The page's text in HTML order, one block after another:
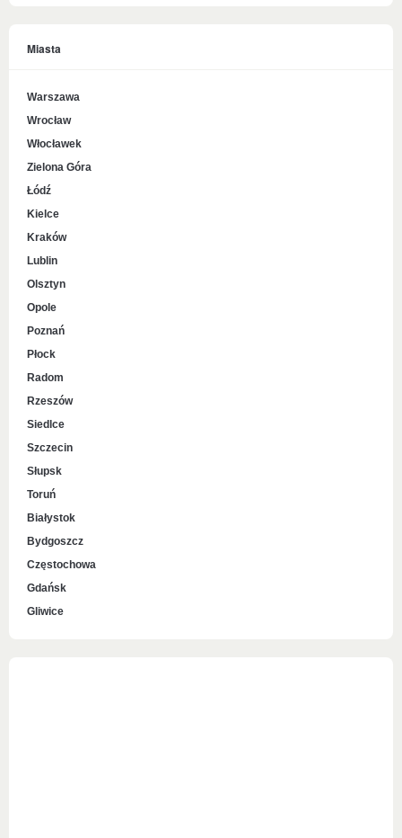
Miasta
Warszawa
Wrocław
Włocławek
Zielona Góra
Łódź
Kielce
Kraków
Lublin
Olsztyn
Opole
Poznań
Płock
Radom
Rzeszów
Siedlce
Szczecin
Słupsk
Toruń
Białystok
Bydgoszcz
Częstochowa
Gdańsk
Gliwice